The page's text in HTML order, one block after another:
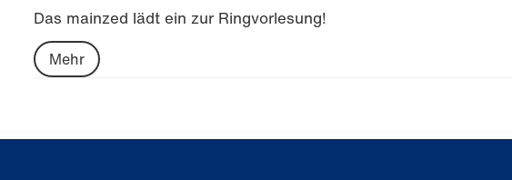
Das mainzed lädt ein zur Ringvorlesung!
Mehr